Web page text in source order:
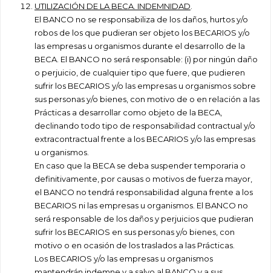
UTILIZACIÓN DE LA BECA. INDEMNIDAD
El BANCO no se responsabiliza de los daños, hurtos y/o
robos de los que pudieran ser objeto los BECARIOS y/o
las empresas u organismos durante el desarrollo de la
BECA. El BANCO no será responsable: (i) por ningún daño
o perjuicio, de cualquier tipo que fuere, que pudieren
sufrir los BECARIOS y/o las empresas u organismos sobre
sus personas y/o bienes, con motivo de o en relación a las
Prácticas a desarrollar como objeto de la BECA,
declinando todo tipo de responsabilidad contractual y/o
extracontractual frente a los BECARIOS y/o las empresas
u organismos.
En caso que la BECA se deba suspender temporaria o
definitivamente, por causas o motivos de fuerza mayor,
el BANCO no tendrá responsabilidad alguna frente a los
BECARIOS ni las empresas u organismos. El BANCO no
será responsable de los daños y perjuicios que pudieran
sufrir los BECARIOS en sus personas y/o bienes, con
motivo o en ocasión de los traslados a las Prácticas.
Los BECARIOS y/o las empresas u organismos